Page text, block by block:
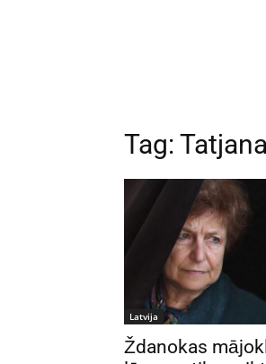
Tag:
Latvija
Ždanokas